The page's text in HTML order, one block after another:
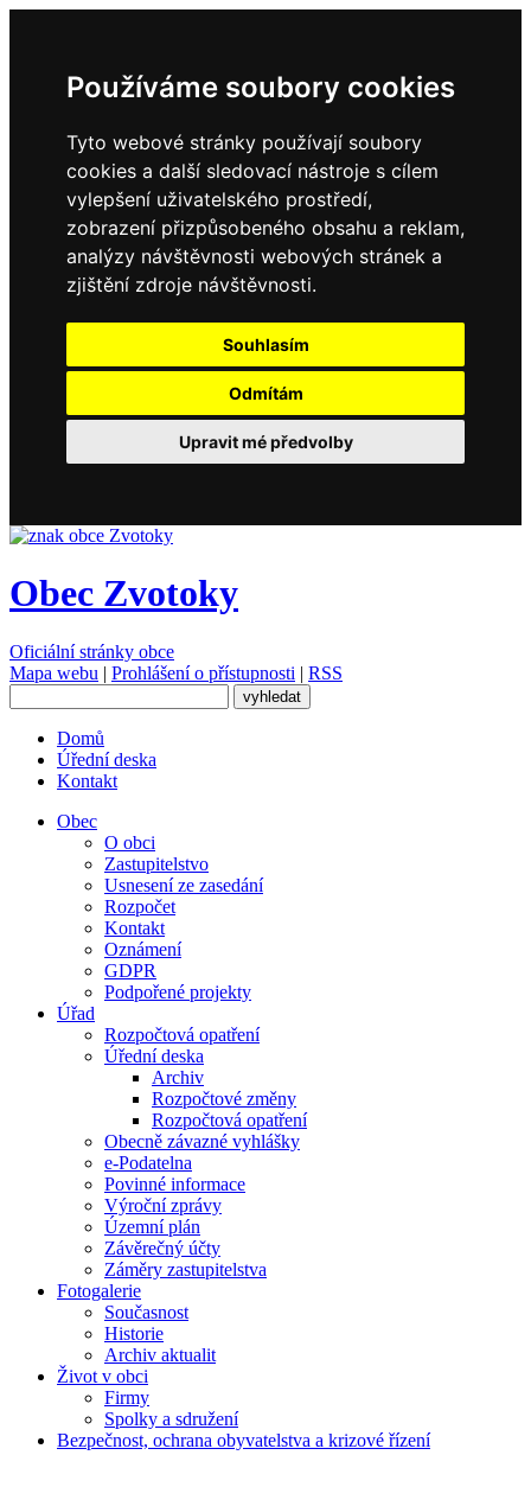
Používáme soubory cookies
Tyto webové stránky používají soubory
cookies a další sledovací nástroje s cílem
vylepšení uživatelského prostředí,
zobrazení přizpůsobeného obsahu a reklam,
analýzy návštěvnosti webových stránek a
zjištění zdroje návštěvnosti.
Souhlasím
Odmítám
Upravit mé předvolby
Obec Zvotoky
Oficiální stránky obce
Mapa webu | Prohlášení o přístupnosti | RSS
Domů
Úřední deska
Kontakt
Obec
O obci
Zastupitelstvo
Usnesení ze zasedání
Rozpočet
Kontakt
Oznámení
GDPR
Podpořené projekty
Úřad
Rozpočtová opatření
Úřední deska
Archiv
Rozpočtové změny
Rozpočtová opatření
Obecně závazné vyhlášky
e-Podatelna
Povinné informace
Výroční zprávy
Územní plán
Závěrečný účty
Záměry zastupitelstva
Fotogalerie
Současnost
Historie
Archiv aktualit
Život v obci
Firmy
Spolky a sdružení
Bezpečnost, ochrana obyvatelstva a krizové řízení